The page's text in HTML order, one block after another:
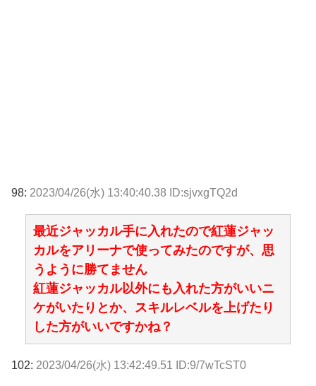
98: 2023/04/26(水) 13:40:40.38 ID:sjvxgTQ2d
最近ジャッカル手に入れたので紅蓮ジャッ
カルをアリーナで使ってみたのですが、思
うように勝てません
紅蓮ジャッカル以外にも入れた方がいいニ
ケがいたりとか、スキルレベルを上げたり
した方がいいですかね？
102: 2023/04/26(水) 13:42:49.51 ID:9/7wTcST0